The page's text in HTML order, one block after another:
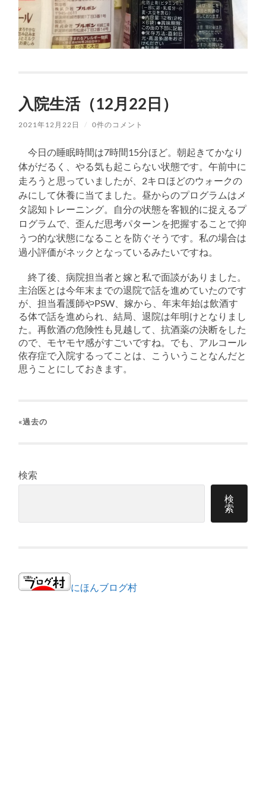
入院生活（12月22日）
2021年12月22日 / 0件のコメント
今日の睡眠時間は7時間15分ほど。朝起きてかなり
体がだるく、やる気も起こらない状態です。午前中に
走ろうと思っていましたが、2キロほどのウォークの
みにして休養に当てました。昼からのプログラムはメ
タ認知トレーニング。自分の状態を客観的に捉えるプ
ログラムで、歪んだ思考パターンを把握することで抑
うつ的な状態になることを防ぐそうです。私の場合は
過小評価がネックとなっているみたいですね。
終了後、病院担当者と嫁と私で面談がありました。
主治医とは今年末までの退院で話を進めていたのです
が、担当看護師やPSW、嫁から、年末年始は飲酒す
る体で話を進められ、結局、退院は年明けとなりまし
た。再飲酒の危険性も見越して、抗酒薬の決断をした
ので、モヤモヤ感がすごいですね。でも、アルコール
依存症で入院するってことは、こういうことなんだと
思うことにしておきます。
«過去の
検索
検
索
にほんブログ村